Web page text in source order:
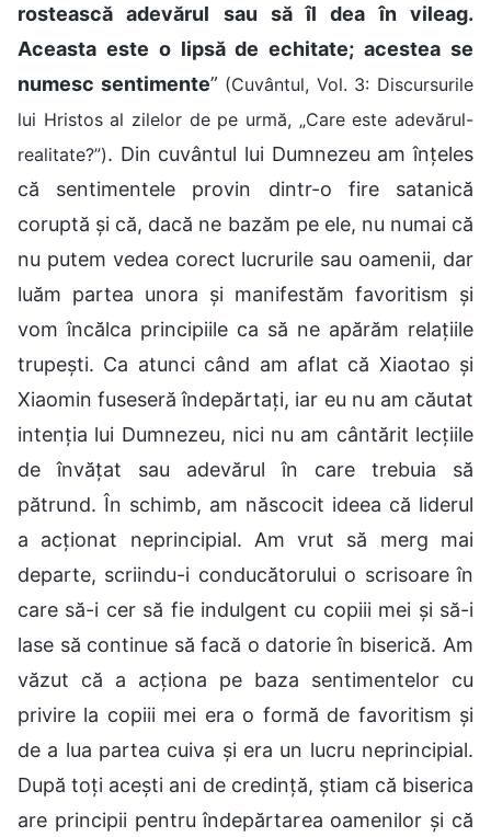
rostească adevărul sau să îl dea în vileag.
Aceasta este o lipsă de echitate; acestea se
numesc sentimente” (Cuvântul, Vol. 3: Discursurile
lui Hristos al zilelor de pe urmă, „Care este adevărul-
realitate?”). Din cuvântul lui Dumnezeu am înțeles
că sentimentele provin dintr-o fire satanică
coruptă și că, dacă ne bazăm pe ele, nu numai că
nu putem vedea corect lucrurile sau oamenii, dar
luăm partea unora și manifestăm favoritism și
vom încălca principiile ca să ne apărăm relațiile
trupești. Ca atunci când am aflat că Xiaotao și
Xiaomin fuseseră îndepărtați, iar eu nu am căutat
intenția lui Dumnezeu, nici nu am cântărit lecțiile
de învățat sau adevărul în care trebuia să
pătrund. În schimb, am născocit ideea că liderul
a acționat neprincipial. Am vrut să merg mai
departe, scriindu-i conducătorului o scrisoare în
care să-i cer să fie indulgent cu copiii mei și să-i
lase să continue să facă o datorie în biserică. Am
văzut că a acționa pe baza sentimentelor cu
privire la copiii mei era o formă de favoritism și
de a lua partea cuiva și era un lucru neprincipial.
După toți acești ani de credință, știam că biserica
are principii pentru îndepărtarea oamenilor și că